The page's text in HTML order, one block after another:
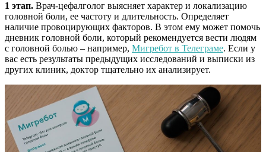
1 этап. Врач-цефалголог выясняет характер и локализацию
головной боли, ее частоту и длительность. Определяет
наличие провоцирующих факторов. В этом ему может помочь
дневник головной боли, который рекомендуется вести людям
с головной болью – например, Мигребот в Телеграме. Если у
вас есть результаты предыдущих исследований и выписки из
других клиник, доктор тщательно их анализирует.